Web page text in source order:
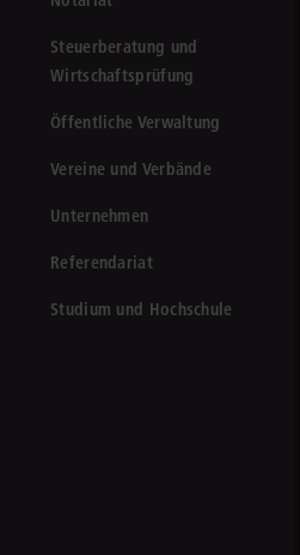
Steuerberatung und
Wirtschaftsprüfung
Öffentliche Verwaltung
Vereine und Verbände
Unternehmen
Referendariat
Studium und Hochschule